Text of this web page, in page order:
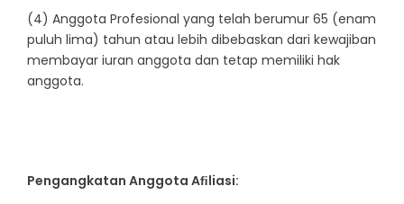
(4) Anggota Profesional yang telah berumur 65 (enam
puluh lima) tahun atau lebih dibebaskan dari kewajiban
membayar iuran anggota dan tetap memiliki hak
anggota.
Pengangkatan Anggota Aﬁliasi: